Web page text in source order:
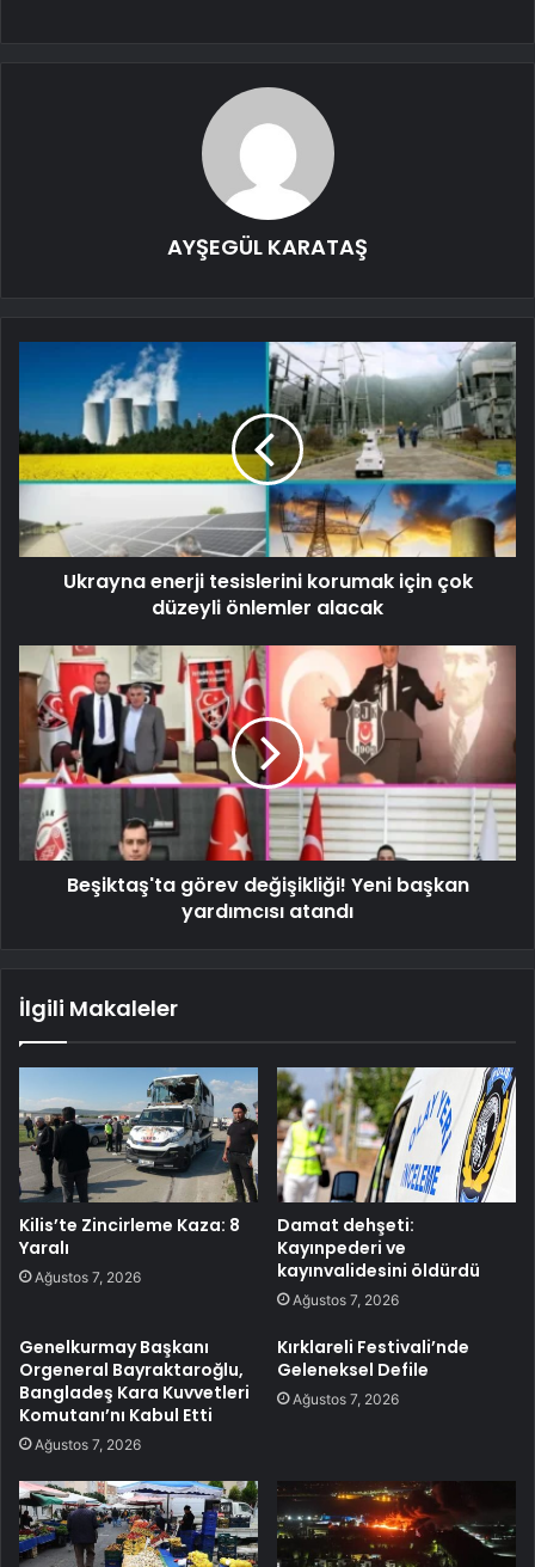
AYŞEGÜL KARATAŞ
Ukrayna enerji tesislerini korumak için çok
düzeyli önlemler alacak
Beşiktaş'ta görev değişikliği! Yeni başkan
yardımcısı atandı
İlgili Makaleler
Kilis’te Zincirleme Kaza: 8
Yaralı
Ağustos 7, 2026
Damat dehşeti:
Kayınpederi ve
kayınvalidesini öldürdü
Ağustos 7, 2026
Genelkurmay Başkanı
Orgeneral Bayraktaroğlu,
Bangladeş Kara Kuvvetleri
Komutanı’nı Kabul Etti
Ağustos 7, 2026
Kırklareli Festivali’nde
Geleneksel Defile
Ağustos 7, 2026